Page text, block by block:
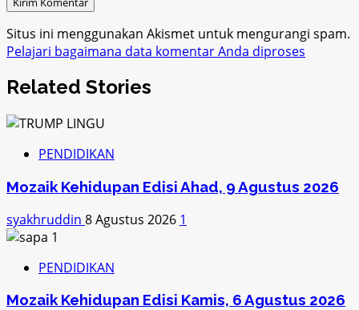
Situs ini menggunakan Akismet untuk mengurangi spam.
Pelajari bagaimana data komentar Anda diproses
Related Stories
PENDIDIKAN
Mozaik Kehidupan Edisi Ahad, 9 Agustus 2026
syakhruddin 8 Agustus 2026 1
PENDIDIKAN
Mozaik Kehidupan Edisi Kamis, 6 Agustus 2026